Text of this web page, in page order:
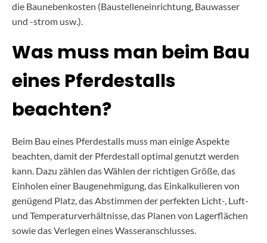
die Baunebenkosten (Baustelleneinrichtung, Bauwasser
und -strom usw.).
Was muss man beim Bau
eines Pferdestalls
beachten?
Beim Bau eines Pferdestalls muss man einige Aspekte
beachten, damit der Pferdestall optimal genutzt werden
kann. Dazu zählen das Wählen der richtigen Größe, das
Einholen einer Baugenehmigung, das Einkalkulieren von
genügend Platz, das Abstimmen der perfekten Licht-, Luft-
und Temperaturverhältnisse, das Planen von Lagerflächen
sowie das Verlegen eines Wasseranschlusses.